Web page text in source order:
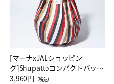
[マーナxJALショッピン
グ]Shupattoコンパクトバッグ
Drop JAL客室乗務員（LC）ス
3,960円 （税込）